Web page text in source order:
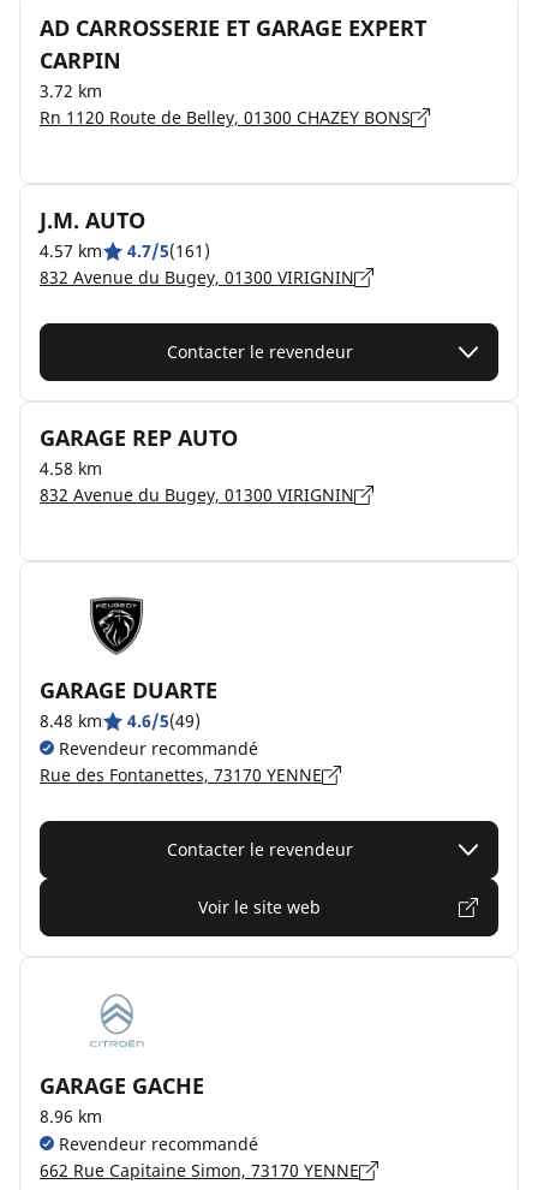
AD CARROSSERIE ET GARAGE EXPERT
CARPIN
3.72 km
Rn 1120 Route de Belley, 01300 CHAZEY BONS
J.M. AUTO
4.57 km 4.7/5(161)
832 Avenue du Bugey, 01300 VIRIGNIN
Contacter le revendeur
GARAGE REP AUTO
4.58 km
832 Avenue du Bugey, 01300 VIRIGNIN
GARAGE DUARTE
8.48 km 4.6/5(49)
Revendeur recommandé
Rue des Fontanettes, 73170 YENNE
Contacter le revendeur
Voir le site web
GARAGE GACHE
8.96 km
Revendeur recommandé
662 Rue Capitaine Simon, 73170 YENNE